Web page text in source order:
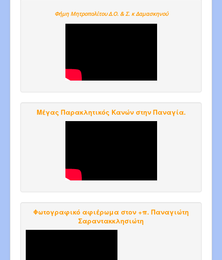
Φήμη Μητροπολίτου Δ.Ο. & Σ. κ Δαμασκηνού
Μέγας Παρακλητικός Κανών στην Παναγία.
Φωτογραφικό αφιέρωμα στον +π. Παναγιώτη
Σαραντακκλησιώτη